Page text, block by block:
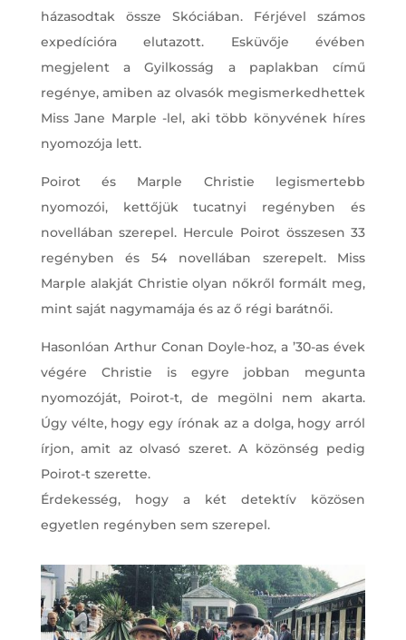
házasodtak össze Skóciában. Férjével számos
expedícióra elutazott. Esküvője évében
megjelent a Gyilkosság a paplakban című
regénye, amiben az olvasók megismerkedhettek
Miss Jane Marple -lel, aki több könyvének híres
nyomozója lett.
Poirot és Marple Christie legismertebb
nyomozói, kettőjük tucatnyi regényben és
novellában szerepel. Hercule Poirot összesen 33
regényben és 54 novellában szerepelt. Miss
Marple alakját Christie olyan nőkről formált meg,
mint saját nagymamája és az ő régi barátnői.
Hasonlóan Arthur Conan Doyle-hoz, a ’30-as évek
végére Christie is egyre jobban megunta
nyomozóját, Poirot-t, de megölni nem akarta.
Úgy vélte, hogy egy írónak az a dolga, hogy arról
írjon, amit az olvasó szeret. A közönség pedig
Poirot-t szerette.
Érdekesség, hogy a két detektív közösen
egyetlen regényben sem szerepel.